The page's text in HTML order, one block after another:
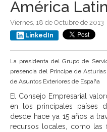
América
Viernes, 18 de Octubre de 2013
LinkedIn
La presidenta del Grupo de
presencia del Príncipe de
de Asuntos Exteriores de España
El Consejo Empresarial
en los principales países
desde hace ya 15 años a
recursos locales, como las